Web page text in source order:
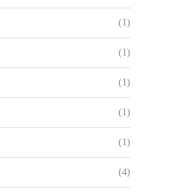
(1)
(1)
(1)
(1)
(1)
(4)